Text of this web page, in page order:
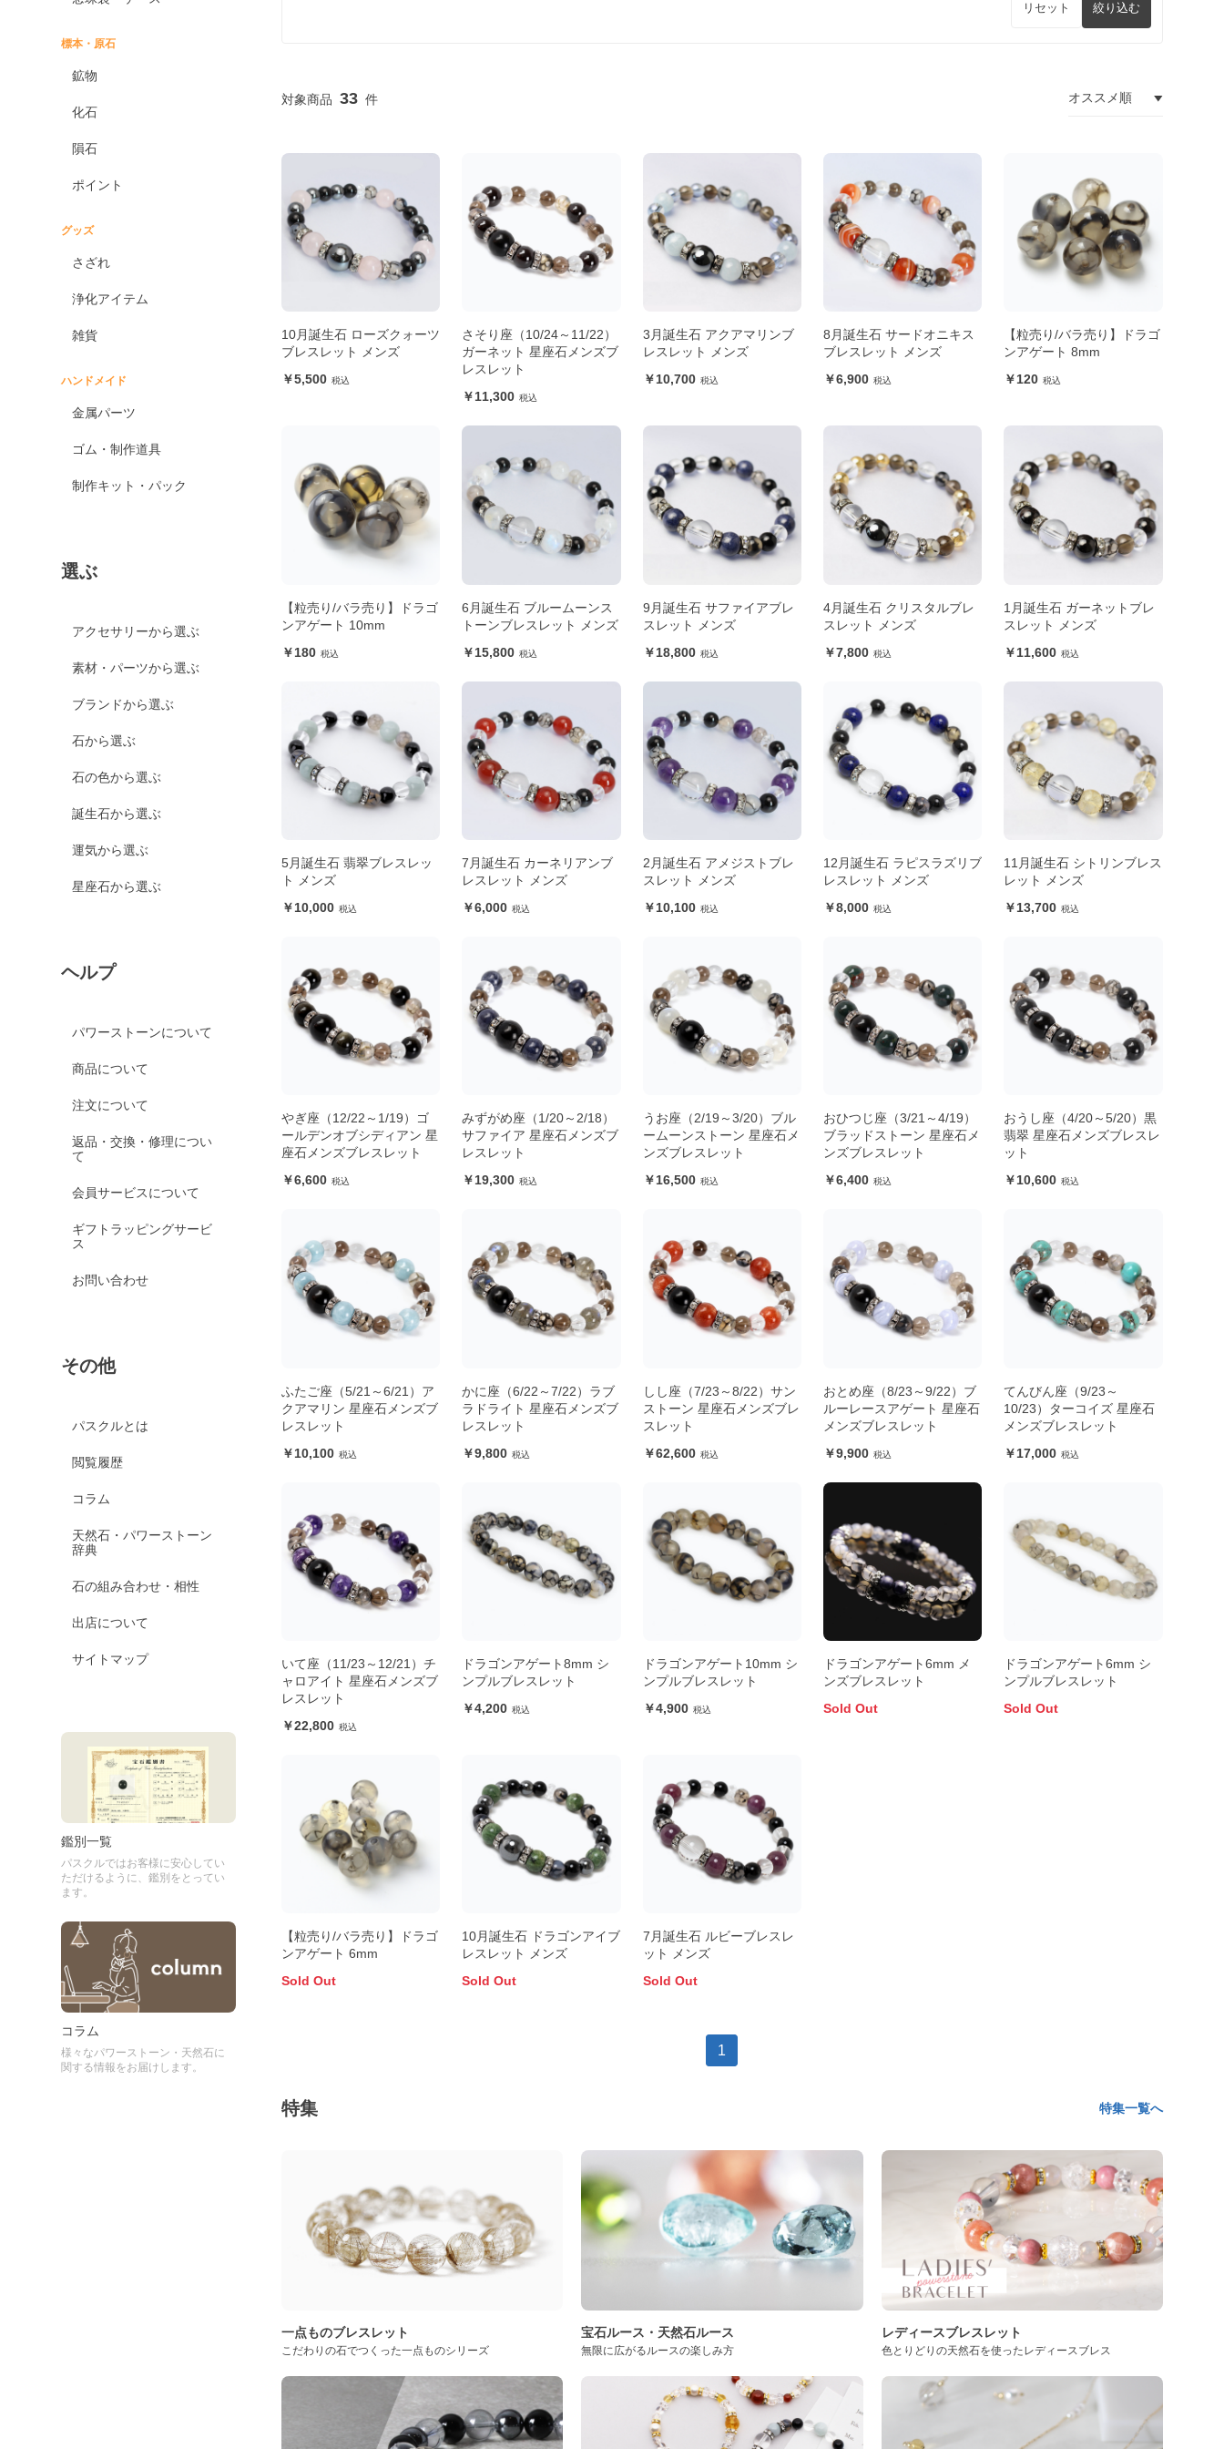
標本・原石
鉱物
化石
隕石
ポイント
グッズ
さざれ
浄化アイテム
雑貨
ハンドメイド
金属パーツ
ゴム・制作道具
制作キット・パック
選ぶ
アクセサリーから選ぶ
素材・パーツから選ぶ
ブランドから選ぶ
石から選ぶ
石の色から選ぶ
誕生石から選ぶ
運気から選ぶ
星座石から選ぶ
ヘルプ
パワーストーンについて
商品について
注文について
返品・交換・修理につい
て
会員サービスについて
ギフトラッピングサービ
ス
お問い合わせ
その他
パスクルとは
閲覧履歴
コラム
天然石・パワーストーン
辞典
石の組み合わせ・相性
出店について
サイトマップ
鑑別一覧
パスクルではお客様に安心してい
ただけるように、鑑別をとってい
ます。
コラム
様々なパワーストーン・天然石に
関する情報をお届けします。
リセット 絞り込む
33
10月誕生石 ローズクォーツ
ブレスレット メンズ
5,500
さそり座（10/24～11/22）
ガーネット 星座石メンズブ
レスレット
11,300
3月誕生石 アクアマリンブ
レスレット メンズ
10,700
8月誕生石 サードオニキス
ブレスレット メンズ
6,900
【粒売り/バラ売り】ドラゴ
ンアゲート 8mm
120
【粒売り/バラ売り】ドラゴ
ンアゲート 10mm
180
6月誕生石 ブルームーンス
トーンブレスレット メンズ
15,800
9月誕生石 サファイアブレ
スレット メンズ
18,800
4月誕生石 クリスタルブレ
スレット メンズ
7,800
1月誕生石 ガーネットブレ
スレット メンズ
11,600
5月誕生石 翡翠ブレスレッ
ト メンズ
10,000
7月誕生石 カーネリアンブ
レスレット メンズ
6,000
2月誕生石 アメジストブレ
スレット メンズ
10,100
12月誕生石 ラピスラズリブ
レスレット メンズ
8,000
11月誕生石 シトリンブレス
レット メンズ
13,700
やぎ座（12/22～1/19）ゴ
ールデンオブシディアン 星
座石メンズブレスレット
6,600
みずがめ座（1/20～2/18）
サファイア 星座石メンズブ
レスレット
19,300
うお座（2/19～3/20）ブル
ームーンストーン 星座石メ
ンズブレスレット
16,500
おひつじ座（3/21～4/19）
ブラッドストーン 星座石メ
ンズブレスレット
6,400
おうし座（4/20～5/20）黒
翡翠 星座石メンズブレスレ
ット
10,600
ふたご座（5/21～6/21）ア
クアマリン 星座石メンズブ
レスレット
10,100
かに座（6/22～7/22）ラブ
ラドライト 星座石メンズブ
レスレット
9,800
しし座（7/23～8/22）サン
ストーン 星座石メンズブレ
スレット
62,600
おとめ座（8/23～9/22）ブ
ルーレースアゲート 星座石
メンズブレスレット
9,900
てんびん座（9/23～
10/23）ターコイズ 星座石
メンズブレスレット
17,000
いて座（11/23～12/21）チ
ャロアイト 星座石メンズブ
レスレット
22,800
ドラゴンアゲート8mm シ
ンプルブレスレット
4,200
ドラゴンアゲート10mm シ
ンプルブレスレット
4,900
ドラゴンアゲート6mm メ
ンズブレスレット
Sold Out
ドラゴンアゲート6mm シ
ンプルブレスレット
Sold Out
【粒売り/バラ売り】ドラゴ
ンアゲート 6mm
Sold Out
10月誕生石 ドラゴンアイブ
レスレット メンズ
Sold Out
7月誕生石 ルビーブレスレ
ット メンズ
Sold Out
1
特集 特集一覧へ
一点ものブレスレット
こだわりの石でつくった一点ものシリーズ
宝石ルース・天然石ルース
無限に広がるルースの楽しみ方
レディースブレスレット
色とりどりの天然石を使ったレディースブレス